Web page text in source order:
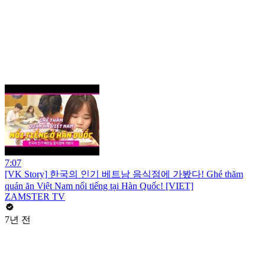
7:07
[VK Story] 한국의 인기 베트남 음식점에 가봤다! Ghé thăm
quán ăn Việt Nam nổi tiếng tại Hàn Quốc! [VIET]
ZAMSTER TV
7년 전